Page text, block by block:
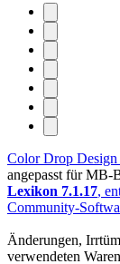
Color Drop
angepasst für MB-
Lexikon 7.1.17,
Community-
Änderungen,
verwendeten